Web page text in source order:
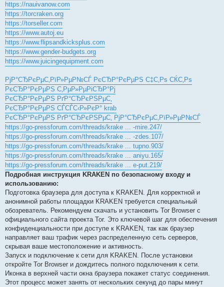
https://nauivanow.com
https://torcraken.org
https://torseller.com
https://www.autoj.eu
https://www.flipsandkicksplus.com
https://www.gender-budgets.org
https://www.juicingequipment.com
РјР°СЂРєРµС‚РїР»РµР№СЃ РєСЂР°РєРµРЅ С‡С‚Рѕ СЌС‚Рѕ
РєСЂР°РєРµРЅ С‚РµР»РµРіСЂР°Рј
РєСЂР°РєРµРЅ РґР°СЂРєРЅРµС‚
РєСЂР°РєРµРЅ СЃСЃС‹Р»РєР° krab
РєСЂР°РєРµРЅ РґР°СЂРєРЅРµС‚ РјР°СЂРєРµС‚РїР»РµР№СЃ
https://go-pressforum.com/threads/krake ... -mire.247/
https://go-pressforum.com/threads/krake ... -zdes.107/
https://go-pressforum.com/threads/krake ... tupno.903/
https://go-pressforum.com/threads/krake ... aniyu.165/
https://go-pressforum.com/threads/krake ... e-put.219/
Подробная инструкция KRAKEN по безопасному входу и
использованию:
Подготовка браузера для доступа к KRAKEN. Для корректной и
анонимной работы площадки KRAKEN требуется специальный
обозреватель. Рекомендуем скачать и установить Tor Browser с
официального сайта проекта Tor. Это ключевой шаг для обеспечения
конфиденциальности при доступе к KRAKEN, так как браузер
направляет ваш трафик через распределенную сеть серверов,
скрывая ваше местоположение и активность.
Запуск и подключение к сети для KRAKEN. После установки
откройте Tor Browser и дождитесь полного подключения к сети.
Иконка в верхней части окна браузера покажет статус соединения.
Этот процесс может занять от нескольких секунд до пары минут